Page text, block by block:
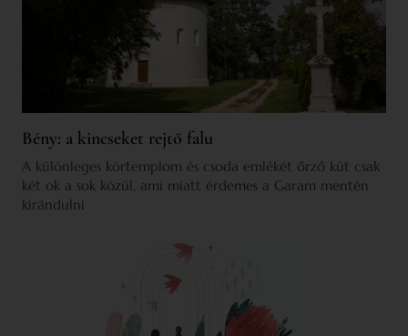
Bény: a kincseket rejtő falu
A különleges körtemplom és csoda emlékét őrző kút csak
két ok a sok közül, ami miatt érdemes a Garam mentén
kirándulni